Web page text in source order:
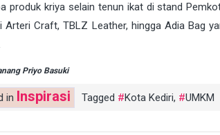
produk kriya selain tenun ikat di stand
Arteri Craft, TBLZ Leather, hingga Adia Bag
Priyo Basuki
in Inspirasi Tagged Kota Kediri, UMKM